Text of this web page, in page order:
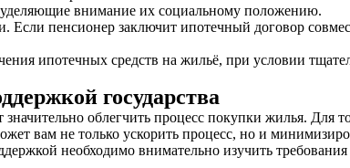
внимание их социальному положению.
Если пенсионер заключит ипотечный договор
ипотечных средств на жильё, при условии
государства
облегчить процесс покупки жилья. Для
вам не только ускорить процесс, но и
необходимо внимательно изучить